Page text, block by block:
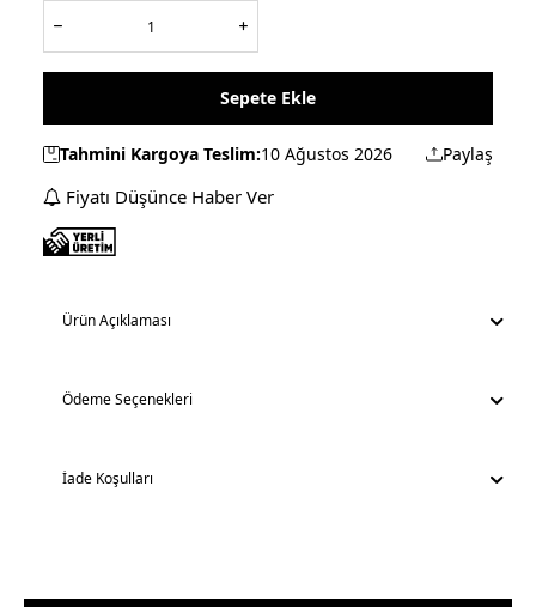
Sepete Ekle
Tahmini Kargoya Teslim:10 Ağustos 2026 Paylaş
Fiyatı Düşünce Haber Ver
Ürün Açıklaması
Ödeme Seçenekleri
İade Koşulları